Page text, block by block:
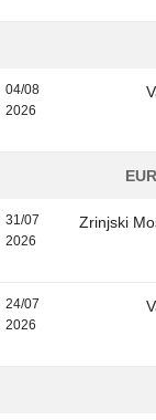
04/08
2026
31/07
2026
Zrinjski
24/07
2026